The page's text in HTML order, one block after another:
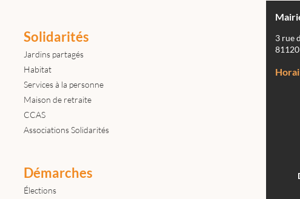
Solidarités
Jardins partagés
Habitat
Services à la personne
Maison de retraite
CCAS
Associations Solidarités
Démarches
Élections
3 rue